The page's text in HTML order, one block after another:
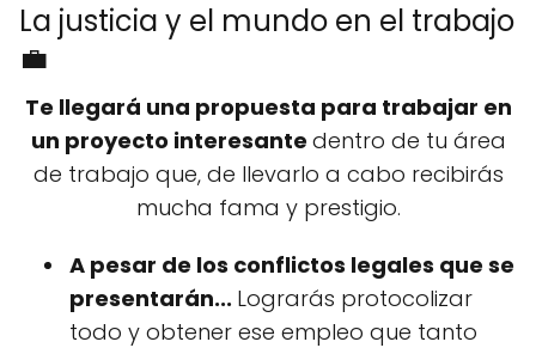
La justicia y el mundo en el trabajo
💼
Te llegará una propuesta para trabajar en
un proyecto interesante dentro de tu área
de trabajo que, de llevarlo a cabo recibirás
mucha fama y prestigio.
A pesar de los conflictos legales que se
presentarán... Lograrás protocolizar
todo y obtener ese empleo que tanto